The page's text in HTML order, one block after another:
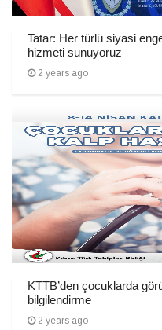
Tatar: Her türlü siyasi
hizmeti sunuyoruz
2 years ago
KTTB’den çocuklarda
bilgilendirme
2 years ago